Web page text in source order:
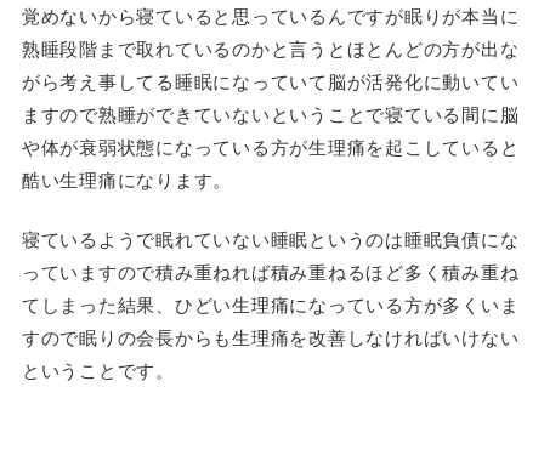
覚めないから寝ていると思っているんですが眠りが本当に
熟睡段階まで取れているのかと言うとほとんどの方が出な
がら考え事してる睡眠になっていて脳が活発化に動いてい
ますので熟睡ができていないということで寝ている間に脳
や体が衰弱状態になっている方が生理痛を起こしていると
酷い生理痛になります。
寝ているようで眠れていない睡眠というのは睡眠負債にな
っていますので積み重ねれば積み重ねるほど多く積み重ね
てしまった結果、ひどい生理痛になっている方が多くいま
すので眠りの会長からも生理痛を改善しなければいけない
ということです。